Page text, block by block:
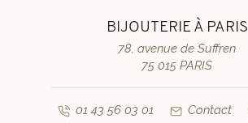
BIJOUTERIE À PARIS
78, avenue de Suffren
75 015 PARIS
01 43 56 03 01 Contact